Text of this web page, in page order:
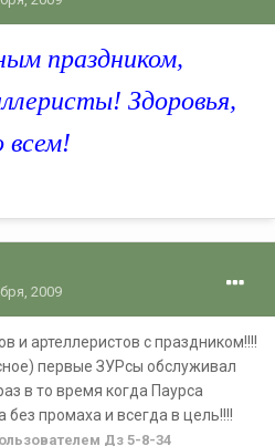
праздником,
Здоровья,
всем!
2009
и артеллеристов с праздником!!!!
первые ЗУРсы обслуживал
в то время когда Паурса
промаха и всегда в цель!!!!
Дз 5-8-34